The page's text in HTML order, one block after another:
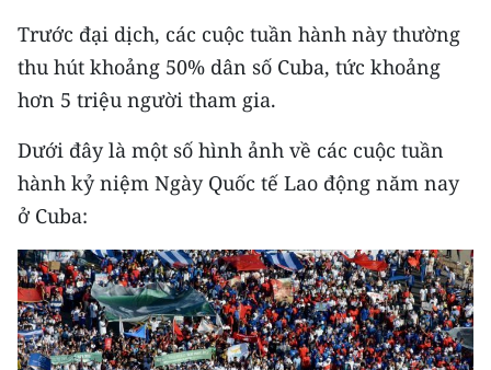
VỀ BÁO NHÂN DÂN
THỜI NAY
NHÂN DÂN HẰNG THÁNG
ĐỌC BÁO IN
ENGLISH
Trước đại dịch, các cuộc tuần hành này thường
thu hút khoảng 50% dân số Cuba, tức khoảng
hơn 5 triệu người tham gia.
Dưới đây là một số hình ảnh về các cuộc tuần
hành kỷ niệm Ngày Quốc tế Lao động năm nay
ở Cuba: